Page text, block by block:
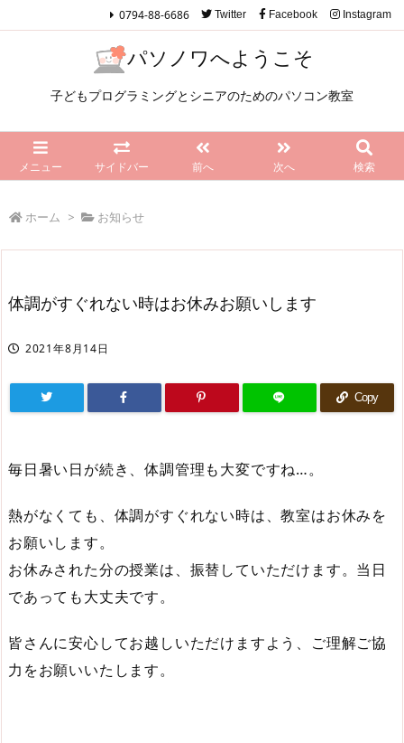
パソノワへようこそ
子どもプログラミングとシニアのためのパソコン教室
メニュー サイドバー 前へ 次へ 検索
0794-88-6686 Twitter Facebook Instagram
ホーム > お知らせ
体調がすぐれない時はお休みお願いします
2021年8月14日
Copy
毎日暑い日が続き、体調管理も大変ですね…。
熱がなくても、体調がすぐれない時は、教室はお休みを
お願いします。
お休みされた分の授業は、振替していただけます。当日
であっても大丈夫です。
皆さんに安心してお越しいただけますよう、ご理解ご協
力をお願いいたします。